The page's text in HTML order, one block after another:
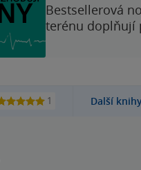
Bestsellerová
terénu doplňují
1 Další